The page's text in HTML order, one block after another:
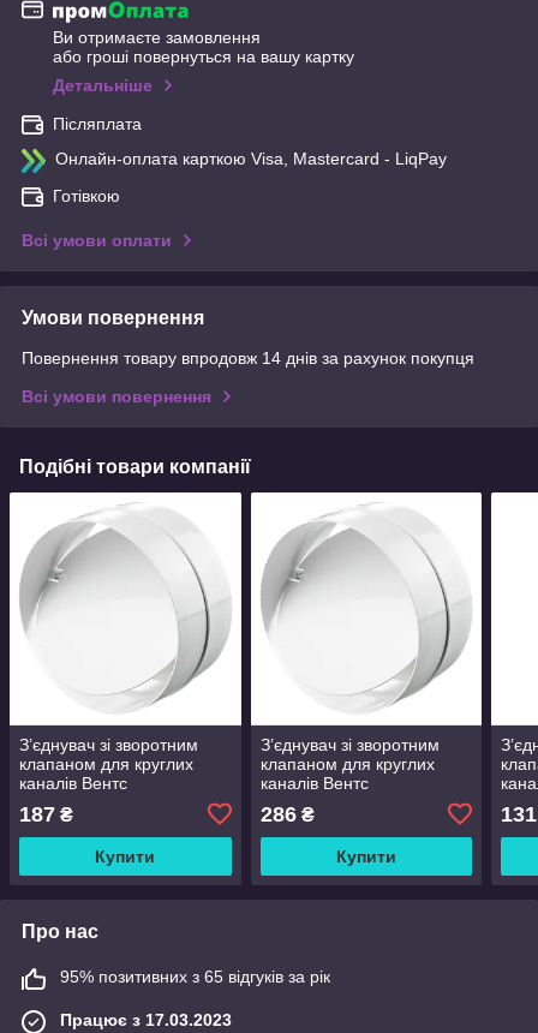
Ви отримаєте замовлення
або гроші повернуться на вашу картку
Детальніше
Післяплата
Онлайн-оплата карткою Visa, Mastercard - LiqPay
Готівкою
Всі умови оплати
Умови повернення
Повернення товару впродовж 14 днів за рахунок покупця
Всі умови повернення
Подібні товари компанії
З’єднувач зі зворотним
клапаном для круглих
каналів Вентс
187 ₴
Купити
З’єднувач зі зворотним
клапаном для круглих
каналів Вентс
286₴
Купити
131
Про нас
95% позитивних з 65 відгуків за рік
Працює з 17.03.2023